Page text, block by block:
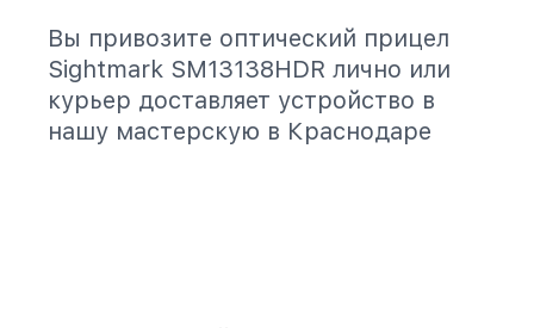
Вы привозите оптический прицел
Sightmark SM13138HDR лично или
курьер доставляет устройство в
нашу мастерскую в Краснодаре